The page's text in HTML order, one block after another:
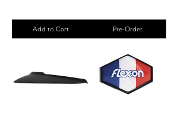
Add to Cart Pre-Order